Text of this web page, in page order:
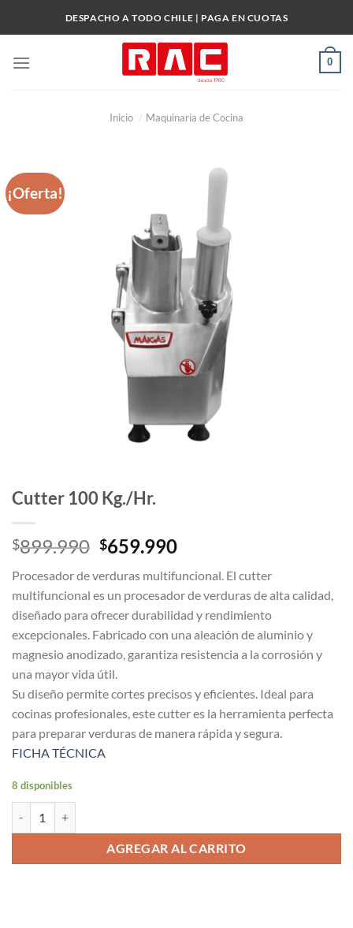
DESPACHO A TODO CHILE | PAGA EN CUOTAS
0
Inicio / Maquinaria de Cocina
¡Oferta!
Cutter 100 Kg./Hr.
$899.990 El
original
era:
$899.990.
$659.990El
actual
es:
$659.990.
Procesador de verduras multifuncional. El cutter
multifuncional es un procesador de verduras de alta calidad,
diseñado para ofrecer durabilidad y rendimiento
excepcionales. Fabricado con una aleación de aluminio y
magnesio anodizado, garantiza resistencia a la corrosión y
una mayor vida útil.
Su diseño permite cortes precisos y eficientes. Ideal para
cocinas profesionales, este cutter es la herramienta perfecta
para preparar verduras de manera rápida y segura.
FICHA TÉCNICA
8 disponibles
AGREGAR AL CARRITO